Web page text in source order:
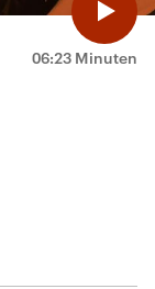
06:23 Minuten